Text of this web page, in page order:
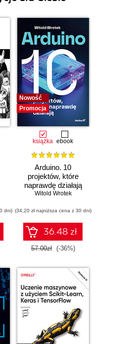
dni)
Nowość
Promocja
książka ebook
Arduino. 10
projektów, które
naprawdę działają
Witold Wrotek
(34,20 zł najniższa cena z 30 dni)
36.48 zł
57.00zł (-36%)